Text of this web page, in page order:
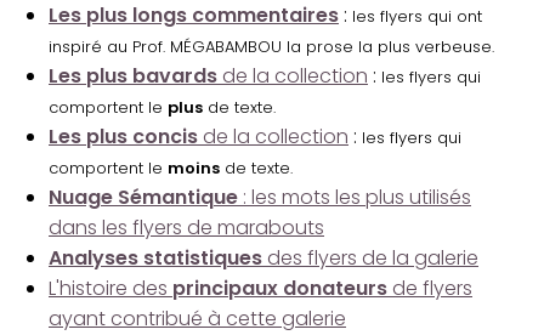
Les plus longs commentaires : les flyers qui ont
inspiré au Prof. MÉGABAMBOU la prose la plus verbeuse.
Les plus bavards de la collection : les flyers qui
comportent le plus de texte.
Les plus concis de la collection : les flyers qui
comportent le moins de texte.
Nuage Sémantique : les mots les plus utilisés
dans les flyers de marabouts
Analyses statistiques des flyers de la galerie
L'histoire des principaux donateurs de flyers
ayant contribué à cette galerie